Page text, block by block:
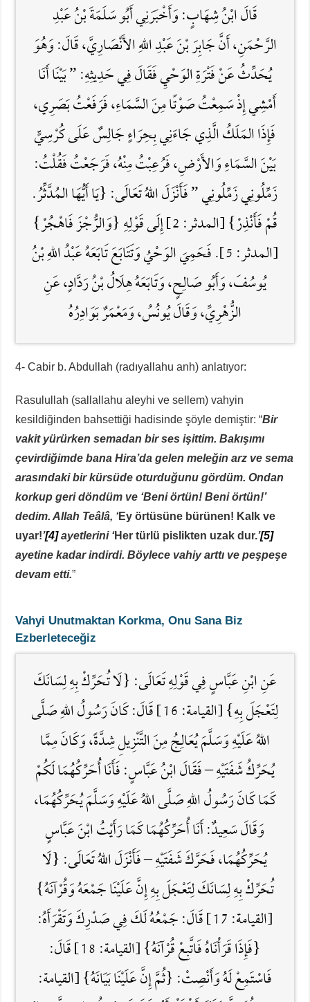
قَالَ ابْنُ شِهَابٍ: وَأَخْبَرَنِي أَبُو سَلَمَةَ بْنُ عَبْدِ
الرَّحْمَنِ، أَنَّ جَابِرَ بْنَ عَبْدِ اللَّهِ الأَنْصَارِيَّ، قَالَ: وَهُوَ
يُحَدِّثُ عَنْ فَتْرَةِ الوَحْيِ فَقَالَ فِي حَدِيثِهِ: ” بَيْنَا أَنَا
أَمْشِي إِذْ سَمِعْتُ صَوْتًا مِنَ السَّمَاءِ، فَرَفَعْتُ بَصَرِي،
فَإِذَا المَلَكُ الَّذِي جَاءَنِي بِحِرَاءٍ جَالِسٌ عَلَى كُرْسِيٍّ
بَيْنَ السَّمَاءِ وَالأَرْضِ، فَرُعِبْتُ مِنْهُ، فَرَجَعْتُ فَقُلْتُ:
زَمِّلُونِي زَمِّلُونِي ” فَأَنْزَلَ اللَّهُ تَعَالَى: {يَا أَيُّهَا المُدَّثِّرُ.
قُمْ فَأَنْذِرْ} [المدثر: 2] إِلَى قَوْلِهِ {وَالرُّجْزَ فَاهْجُرْ}
[المدثر: 5]. فَحَمِيَ الوَحْيُ وَتَتَابَعَ تَابَعَهُ عَبْدُ اللَّهِ بْنُ
يُوسُفَ، وَأَبُو صَالِحٍ، وَتَابَعَهُ هِلَالُ بْنُ رَدَّادٍ، عَنِ
الزُّهْرِيِّ، وَقَالَ يُونُسُ، وَمَعْمَرٌ بَوَادِرُهُ
4- Cabir b. Abdullah (radıyallahu anh) anlatıyor:
Rasulullah (sallallahu aleyhi ve sellem) vahyin
kesildiğinden bahsettiği hadisinde şöyle demiştir: “Bir
vakit yürürken semadan bir ses işittim. Bakışımı
çevirdiğimde bana Hira’da gelen meleğin arz ve sema
arasındaki bir kürsüde oturduğunu gördüm. Ondan
korkup geri döndüm ve ‘Beni örtün! Beni örtün!’
dedim. Allah Teâlâ, ‘Ey örtüsüne bürünen! Kalk ve
uyar!’[4]ayetlerini ‘Her türlü pislikten uzak dur.’[5]
ayetine kadar indirdi. Böylece vahiy arttı ve peşpeşe
devam etti.”
Vahyi Unutmaktan Korkma, Onu Sana Biz
Ezberleteceğiz
عَنِ ابْنِ عَبَّاسٍ فِي قَوْلِهِ تَعَالَى: {لَا تُحَرِّكْ بِهِ لِسَانَكَ
لِتَعْجَلَ بِهِ} [القيامة: 16] قَالَ: كَانَ رَسُولُ اللَّهِ صَلَّى
اللهُ عَلَيْهِ وَسَلَّمَ يُعَالِجُ مِنَ التَّنْزِيلِ شِدَّةً، وَكَانَ مِمَّا
يُحَرِّكُ شَفَتَيْهِ – فَقَالَ ابْنُ عَبَّاسٍ: فَأَنَا أُحَرِّكُهُمَا لَكُمْ
كَمَا كَانَ رَسُولُ اللَّهِ صَلَّى اللهُ عَلَيْهِ وَسَلَّمَ يُحَرِّكُهُمَا،
وَقَالَ سَعِيدٌ: أَنَا أُحَرِّكُهُمَا كَمَا رَأَيْتُ ابْنَ عَبَّاسٍ
يُحَرِّكُهُمَا، فَحَرَّكَ شَفَتَيْهِ – فَأَنْزَلَ اللَّهُ تَعَالَى: {لَا
تُحَرِّكْ بِهِ لِسَانَكَ لِتَعْجَلَ بِهِ إِنَّ عَلَيْنَا جَمْعَهُ وَقُرْآنَهُ}
[القيامة: 17] قَالَ: جَمْعُهُ لَكَ فِي صَدْرِكَ وَتَقْرَأَهُ:
{فَإِذَا قَرَأْنَاهُ فَاتَّبِعْ قُرْآنَهُ} [القيامة: 18] قَالَ:
فَاسْتَمِعْ لَهُ وَأَنْصِتْ: {ثُمَّ إِنَّ عَلَيْنَا بَيَانَهُ} [القيامة: